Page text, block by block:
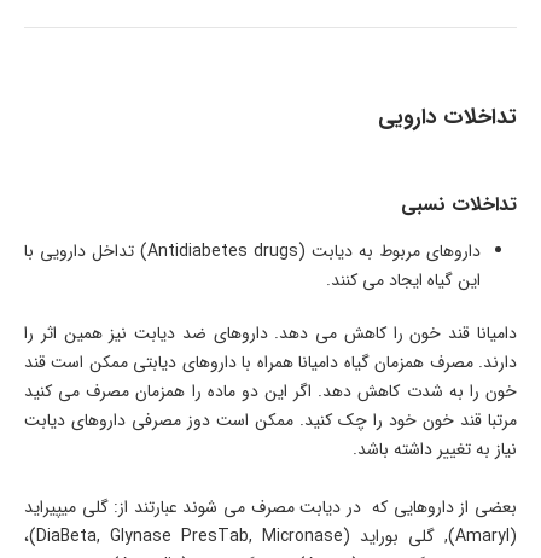
تداخلات دارویی
تداخلات نسبی
داروهای مربوط به دیابت (Antidiabetes drugs) تداخل دارویی با
این گیاه ایجاد می کنند.
دامیانا قند خون را کاهش می دهد. داروهای ضد دیابت نیز همین اثر را
دارند. مصرف همزمان گیاه دامیانا همراه با داروهای دیابتی ممکن است قند
خون را به شدت کاهش دهد. اگر این دو ماده را همزمان مصرف می کنید
مرتبا قند خون خود را چک کنید. ممکن است دوز مصرفی داروهای دیابت
نیاز به تغییر داشته باشد.
بعضی از داروهایی که در دیابت مصرف می شوند عبارتند از: گلی میپیراید
(Amaryl), گلی بوراید (DiaBeta, Glynase PresTab, Micronase)،